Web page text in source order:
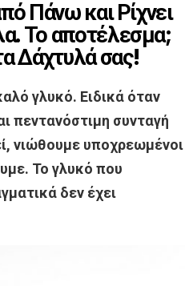
Πάνω και Ρίχνει
Το αποτέλεσμα;
Δάχτυλά σας!
γλυκό. Ειδικά όταν
πεντανόστιμη συνταγή
νιώθουμε υποχρεωμένοι
Το γλυκό που
δεν έχει